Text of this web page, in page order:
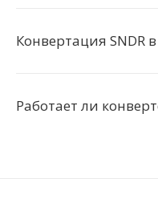
Конвертация SNDR
Работает ли